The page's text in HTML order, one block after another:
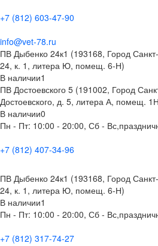
+7 (812) 603-47-90
info@vet-78.ru
ПВ Дыбенко 24к1 (193168, Город
24, к. 1, литера Ю, помещ. 6-Н)
В наличии1
ПВ Достоевского 5 (191002, Город
Достоевского, д. 5, литера А, помещ.
В наличии0
Пн - Пт: 10:00 - 20:00, Сб -
+7 (812) 407-34-96
ПВ Дыбенко 24к1 (193168, Город
24, к. 1, литера Ю, помещ. 6-Н)
В наличии1
Пн - Пт: 10:00 - 20:00, Сб -
+7 (812) 317-74-27